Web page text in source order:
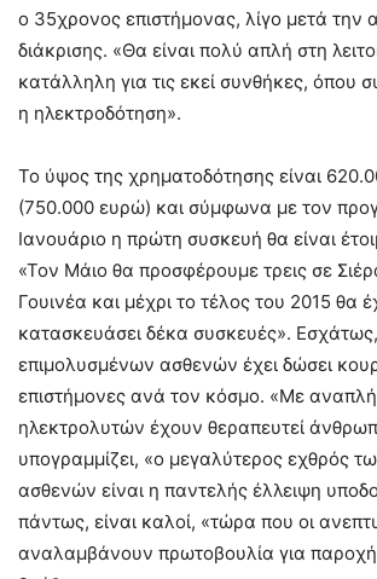
ο 35χρονος επιστήμονας, λίγo μετά την
διάκρισης. «Θα είναι πολύ απλή στη
κατάλληλη για τις εκεί συνθήκες, όπου
η ηλεκτροδότηση».
Το ύψος της χρηματοδότησης είναι
(750.000 ευρώ) και σύμφωνα με τον
Ιανουάριο η πρώτη συσκευή θα είναι
«Τον Μάιο θα προσφέρουμε τρεις σε
Γουινέα και μέχρι το τέλος του 2015 θα
κατασκευάσει δέκα συσκευές».
επιμολυσμένων ασθενών έχει δώσει
επιστήμονες ανά τον κόσμο. «Με
ηλεκτρολυτών έχουν θεραπευτεί
υπογραμμίζει, «ο μεγαλύτερος εχθρός
ασθενών είναι η παντελής έλλειψη
πάντως, είναι καλοί, «τώρα που οι
αναλαμβάνουν πρωτοβουλία για